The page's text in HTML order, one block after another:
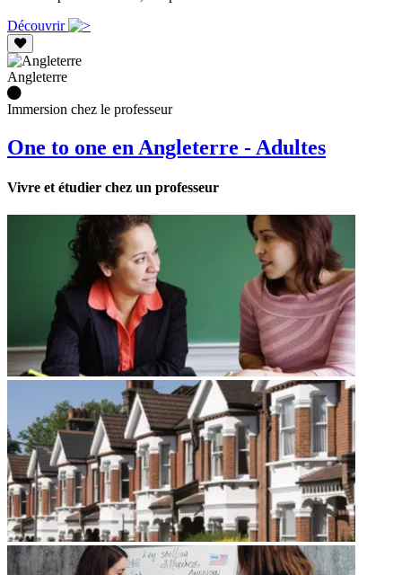
Découvrir
Angleterre
Immersion chez le professeur
One to one en Angleterre - Adultes
Vivre et étudier chez un professeur